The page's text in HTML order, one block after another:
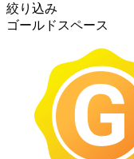
絞り込み
ゴールドスペース